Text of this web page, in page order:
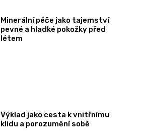
Minerální péče jako tajemství
pevné a hladké pokožky před
létem
Výklad jako cesta k vnitřnímu
klidu a porozumění sobě